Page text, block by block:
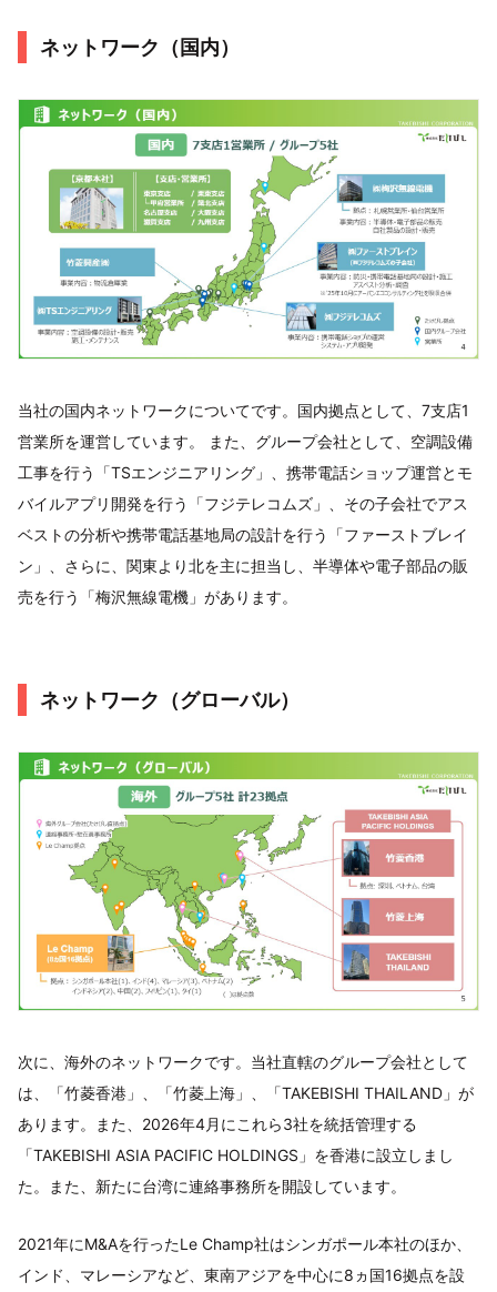
ネットワーク（国内）
当社の国内ネットワークについてです。国内拠点として、7支店1
営業所を運営しています。 また、グループ会社として、空調設備
工事を行う「TSエンジニアリング」、携帯電話ショップ運営とモ
バイルアプリ開発を行う「フジテレコムズ」、その子会社でアス
ベストの分析や携帯電話基地局の設計を行う「ファーストブレイ
ン」、さらに、関東より北を主に担当し、半導体や電子部品の販
売を行う「梅沢無線電機」があります。
ネットワーク（グローバル）
次に、海外のネットワークです。当社直轄のグループ会社として
は、「竹菱香港」、「竹菱上海」、「TAKEBISHI THAILAND」が
あります。また、2026年4月にこれら3社を統括管理する
「TAKEBISHI ASIA PACIFIC HOLDINGS」を香港に設立しまし
た。また、新たに台湾に連絡事務所を開設しています。
2021年にM&Aを行ったLe Champ社はシンガポール本社のほか、
インド、マレーシアなど、東南アジアを中心に8ヵ国16拠点を設